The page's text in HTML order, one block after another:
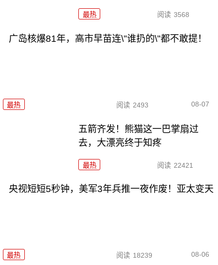
最热 阅读 3568
广岛核爆81年，高市早苗连\"谁扔的\"都不敢提！
最热 阅读 2493 08-07
五箭齐发！熊猫这一巴掌扇过
去，大漂亮终于知疼
最热 阅读 22421
央视短短5秒钟，美军3年兵推一夜作废！亚太变天
最热 阅读 18239 08-06